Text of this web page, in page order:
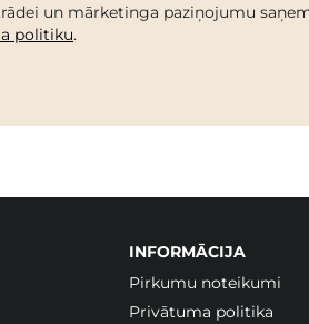
un mārketinga paziņojumu
politiku.
INFORMĀCIJA
Pirkumu noteikumi
Privātuma politika